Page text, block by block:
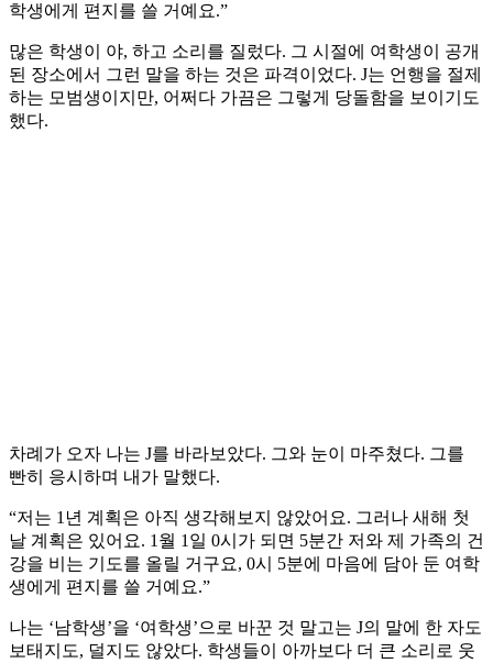
학생에게 편지를 쓸 거예요.”
많은 학생이 야, 하고 소리를 질렀다. 그 시절에 여학생이 공개
된 장소에서 그런 말을 하는 것은 파격이었다. J는 언행을 절제
하는 모범생이지만, 어쩌다 가끔은 그렇게 당돌함을 보이기도
했다.
차례가 오자 나는 J를 바라보았다. 그와 눈이 마주쳤다. 그를
빤히 응시하며 내가 말했다.
“저는 1년 계획은 아직 생각해보지 않았어요. 그러나 새해 첫
날 계획은 있어요. 1월 1일 0시가 되면 5분간 저와 제 가족의 건
강을 비는 기도를 올릴 거구요, 0시 5분에 마음에 담아 둔 여학
생에게 편지를 쓸 거예요.”
나는 ‘남학생’을 ‘여학생’으로 바꾼 것 말고는 J의 말에 한 자도
보태지도, 덜지도 않았다. 학생들이 아까보다 더 큰 소리로 웃